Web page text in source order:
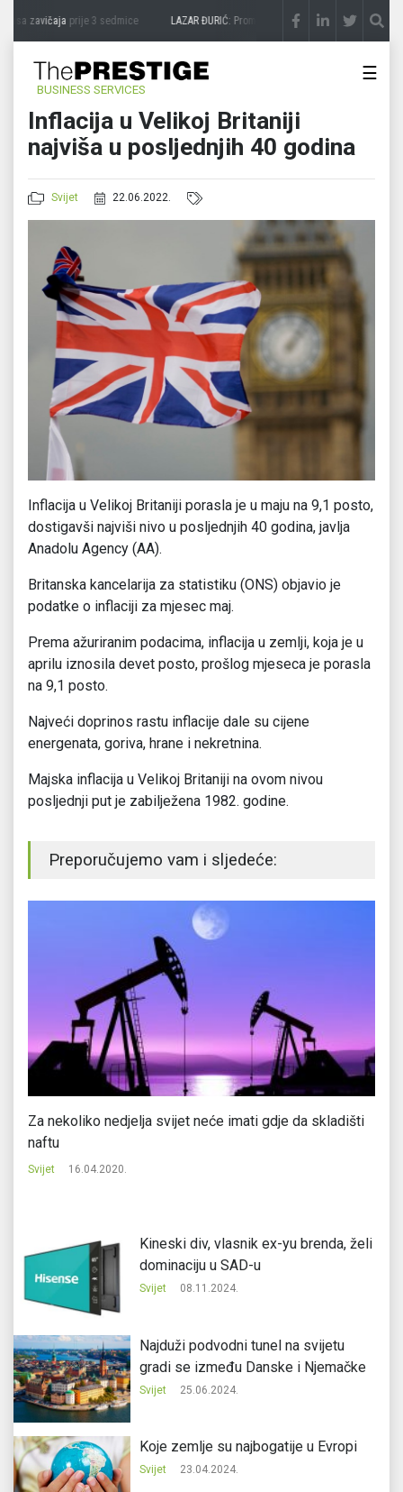
zavičajaprije 3 sedmice LAZAR ĐURIĆ: Promocija potencijal pretvara u
BUSINESS SERVICES
☰
Inflacija u Velikoj Britaniji
najviša u posljednjih 40 godina
Svijet 22.06.2022.
Inflacija u Velikoj Britaniji porasla je u maju na 9,1 posto,
dostigavši najviši nivo u posljednjih 40 godina, javlja
Anadolu Agency (AA).
Britanska kancelarija za statistiku (ONS) objavio je
podatke o inflaciji za mjesec maj.
Prema ažuriranim podacima, inflacija u zemlji, koja je u
aprilu iznosila devet posto, prošlog mjeseca je porasla
na 9,1 posto.
Najveći doprinos rastu inflacije dale su cijene
energenata, goriva, hrane i nekretnina.
Majska inflacija u Velikoj Britaniji na ovom nivou
posljednji put je zabilježena 1982. godine.
Preporučujemo vam i sljedeće:
Za nekoliko nedjelja svijet neće imati gdje da skladišti
naftu
Svijet 16.04.2020.
Kineski div, vlasnik ex-yu brenda, želi
dominaciju u SAD-u
Svijet 08.11.2024.
Najduži podvodni tunel na svijetu
gradi se između Danske i Njemačke
Svijet 25.06.2024.
Koje zemlje su najbogatije u Evropi
Svijet 23.04.2024.